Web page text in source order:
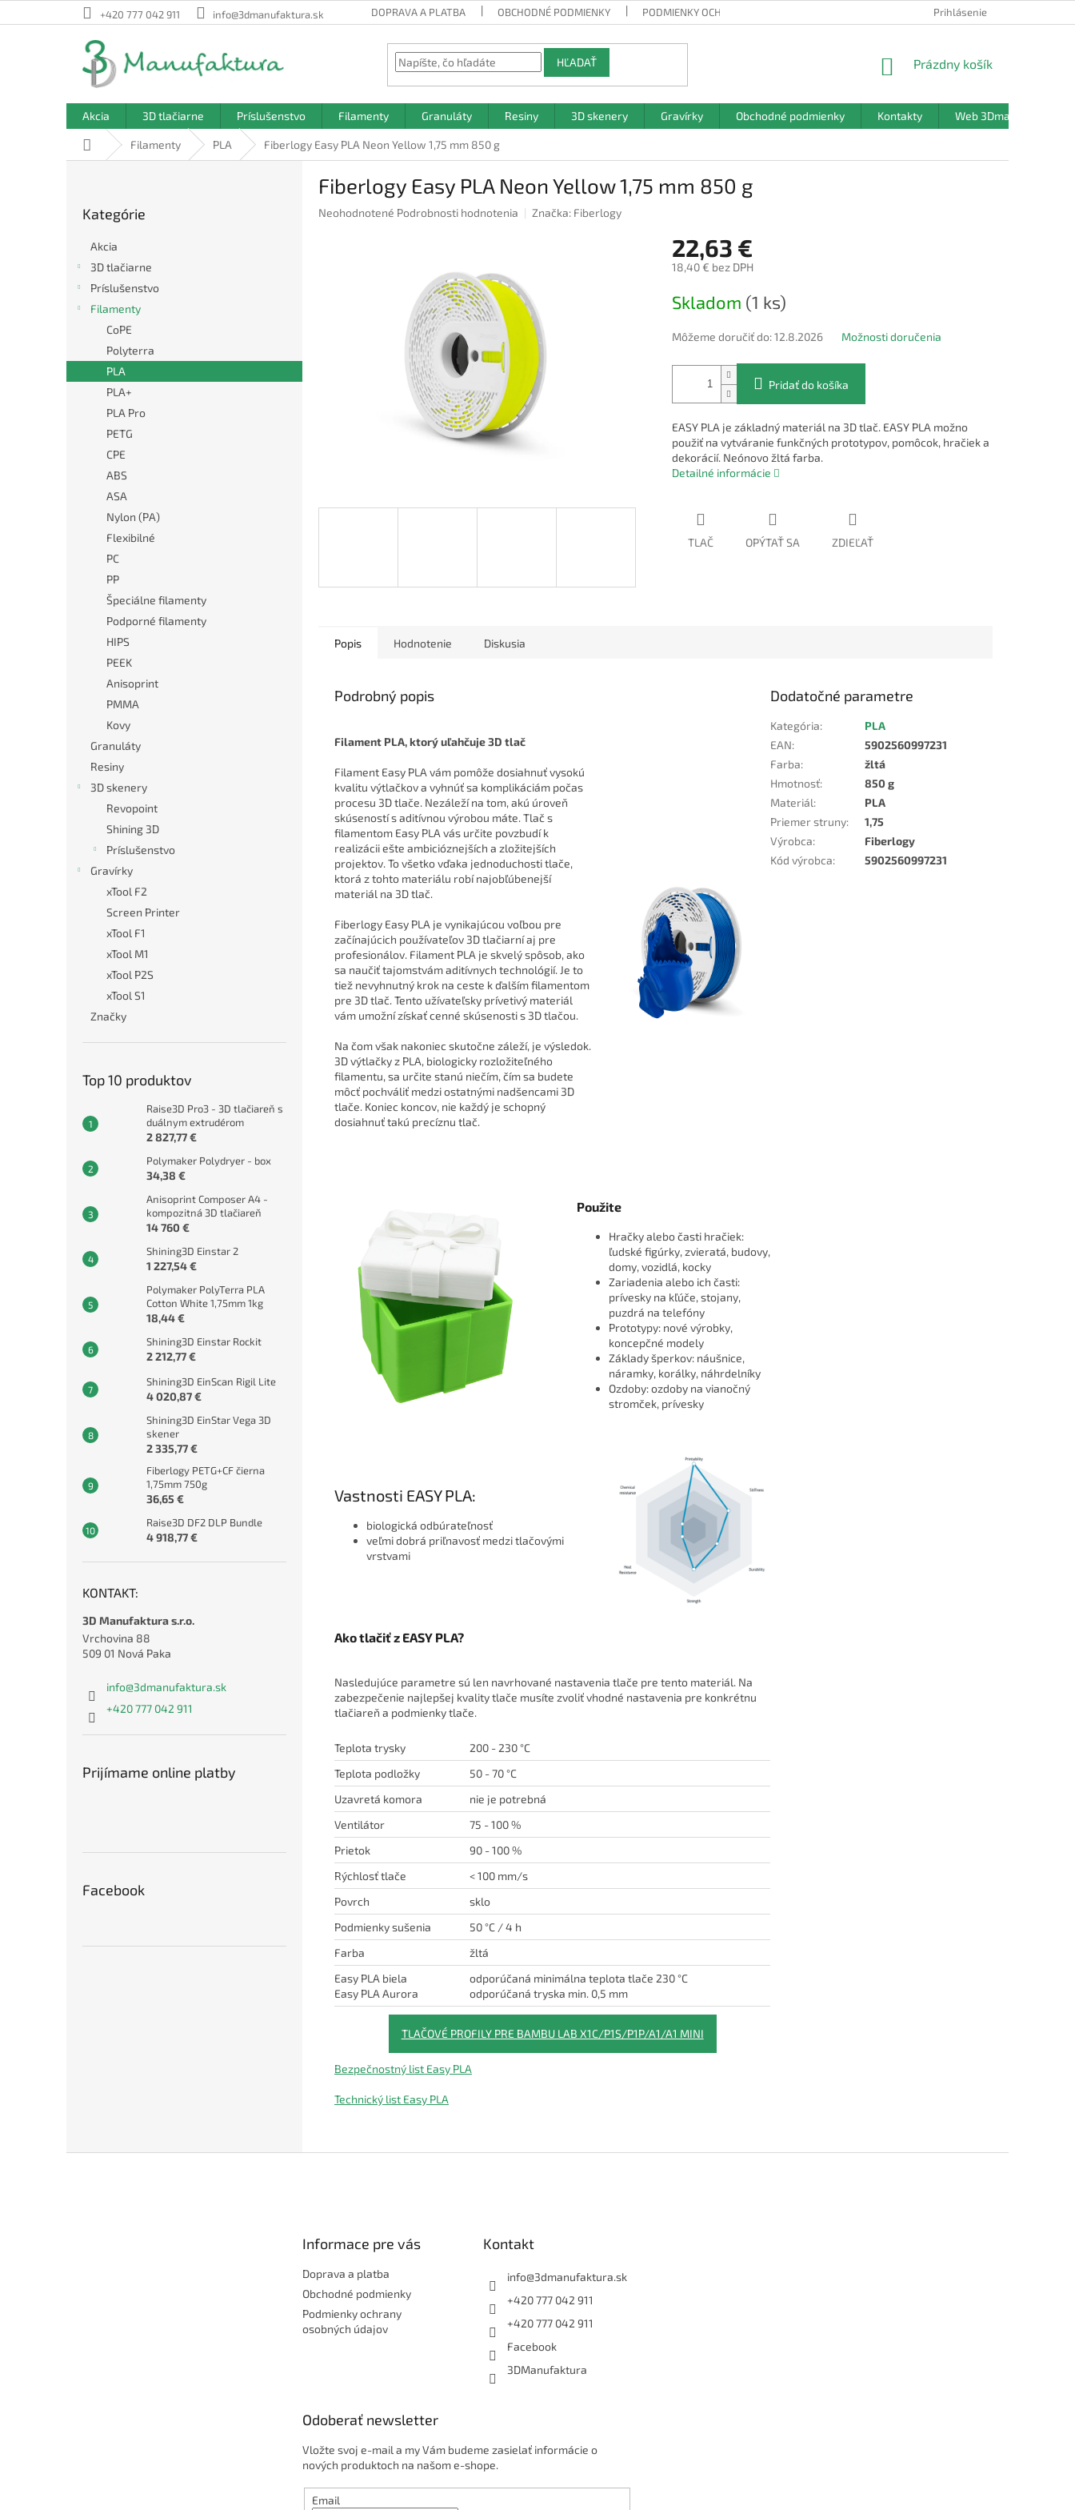
na
+420 777 042 911 info@3dmanufaktura.sk DOPRAVA A PLATBA OBCHODNÉ PODMIENKY PODMIENKY OCHRANY OSOBNÝCH ÚDAJOV Prihlásenie
HĽADAŤ
NÁKUPNÝ
Prázdny košík
Akcia 3D tlačiarne Príslušenstvo Filamenty Granuláty Resiny 3D skenery Gravírky Obchodné podmienky Kontakty Web 3Dmanufaktura.sk
DomovFilamenty PLA Fiberlogy Easy PLA Neon Yellow 1,75 mm 850 g
kategórie
Kategórie
Akcia
3D tlačiarne
Príslušenstvo
Filamenty
CoPE
Polyterra
PLA
PLA+
PLA Pro
PETG
CPE
ABS
ASA
Nylon (PA)
Flexibilné
PC
PP
Špeciálne filamenty
Podporné filamenty
HIPS
PEEK
Anisoprint
PMMA
Kovy
Granuláty
Resiny
3D skenery
Revopoint
Shining 3D
Príslušenstvo
Gravírky
xTool F2
Screen Printer
xTool F1
xTool M1
xTool P2S
xTool S1
Značky
Top 10 produktov
Raise3D Pro3 - 3D tlačiareň s
duálnym extrudérom
2 827,77 €
Polymaker Polydryer - box
34,38 €
Anisoprint Composer A4 -
kompozitná 3D tlačiareň
14 760 €
Shining3D Einstar 2
1 227,54 €
Polymaker PolyTerra PLA
Cotton White 1,75mm 1kg
18,44 €
Shining3D Einstar Rockit
2 212,77 €
Shining3D EinScan Rigil Lite
4 020,87 €
Shining3D EinStar Vega 3D
skener
2 335,77 €
Fiberlogy PETG+CF čierna
1,75mm 750g
36,65 €
Raise3D DF2 DLP Bundle
4 918,77 €
KONTAKT:
3D Manufaktura s.r.o.
Vrchovina 88
509 01 Nová Paka
info@3dmanufaktura.sk
+420 777 042 911
Prijímame online platby
Facebook
Fiberlogy Easy PLA Neon Yellow 1,75 mm 850 g
Priemerné
Neohodnotené Podrobnosti hodnotenia Značka: Fiberlogy
22,63 €
18,40 € bez DPH
cena:
Skladom (1 ks)
Môžeme doručiť do: 12.8.2026 Možnosti doručenia
Pridať do košíka
EASY PLA je základný materiál na 3D tlač. EASY PLA možno
použiť na vytváranie funkčných prototypov, pomôcok, hračiek a
dekorácií. Neónovo žltá farba.
Detailné informácie
TLAČ OPÝTAŤ SA ZDIEĽAŤ
Popis Hodnotenie Diskusia
Podrobný popis
Filament PLA, ktorý uľahčuje 3D tlač
Filament Easy PLA vám pomôže dosiahnuť vysokú
kvalitu výtlačkov a vyhnúť sa komplikáciám počas
procesu 3D tlače. Nezáleží na tom, akú úroveň
skúseností s aditívnou výrobou máte. Tlač s
filamentom Easy PLA vás určite povzbudí k
realizácii ešte ambicióznejších a zložitejších
projektov. To všetko vďaka jednoduchosti tlače,
ktorá z tohto materiálu robí najobľúbenejší
materiál na 3D tlač.
Fiberlogy Easy PLA je vynikajúcou voľbou pre
začínajúcich používateľov 3D tlačiarní aj pre
profesionálov. Filament PLA je skvelý spôsob, ako
sa naučiť tajomstvám aditívnych technológií. Je to
tiež nevyhnutný krok na ceste k ďalším filamentom
pre 3D tlač. Tento užívateľsky prívetivý materiál
vám umožní získať cenné skúsenosti s 3D tlačou.
Na čom však nakoniec skutočne záleží, je výsledok.
3D výtlačky z PLA, biologicky rozložiteľného
filamentu, sa určite stanú niečím, čím sa budete
môcť pochváliť medzi ostatnými nadšencami 3D
tlače. Koniec koncov, nie každý je schopný
dosiahnuť takú precíznu tlač.
Použite
Hračky alebo časti hračiek:
ľudské figúrky, zvieratá, budovy,
domy, vozidlá, kocky
Zariadenia alebo ich časti:
prívesky na kľúče, stojany,
puzdrá na telefóny
Prototypy: nové výrobky,
koncepčné modely
Základy šperkov: náušnice,
náramky, korálky, náhrdelníky
Ozdoby: ozdoby na vianočný
stromček, prívesky
Vastnosti EASY PLA:
biologická odbúrateľnosť
veľmi dobrá priľnavosť medzi tlačovými
vrstvami
Ako tlačiť z EASY PLA?
Nasledujúce parametre sú len navrhované nastavenia tlače pre tento materiál. Na
zabezpečenie najlepšej kvality tlače musíte zvoliť vhodné nastavenia pre konkrétnu
tlačiareň a podmienky tlače.
Teplota trysky
200 - 230 °C
Teplota podložky
50 - 70 °C
Uzavretá komora
nie je potrebná
Ventilátor
75 - 100 %
Prietok
90 - 100 %
Rýchlosť tlače
< 100 mm/s
Povrch
sklo
Podmienky sušenia
50 °C / 4 h
Farba
žltá
Easy PLA biela
Easy PLA Aurora
odporúčaná minimálna teplota tlače 230 °C
odporúčaná tryska min. 0,5 mm
TLAČOVÉ PROFILY PRE BAMBU LAB X1C/P1S/P1P/A1/A1 MINI
Bezpečnostný list Easy PLA
Technický list Easy PLA
Dodatočné parametre
Kategória:
PLA
EAN:
5902560997231
Farba:
žltá
Hmotnosť:
850 g
Materiál:
PLA
Priemer struny:
1,75
Výrobca:
Fiberlogy
Kód výrobca: 5902560997231
Informace pre vás
Doprava a platba
Obchodné podmienky
Podmienky ochrany
osobných údajov
Kontakt
info@3dmanufaktura.sk
+420 777 042 911
+420 777 042 911
Facebook
3DManufaktura
Odoberať newsletter
Vložte svoj e-mail a my Vám budeme zasielať informácie o
nových produktoch na našom e-shope.
Email